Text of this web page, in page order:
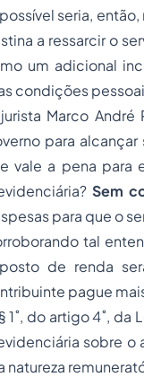
seria,
a ressarcir o
um adicional
condições
Marco
para
vale a pena para
Sem
para que o
tal
de renda
pague
1˚, do artigo 4˚,
sobre o
natureza